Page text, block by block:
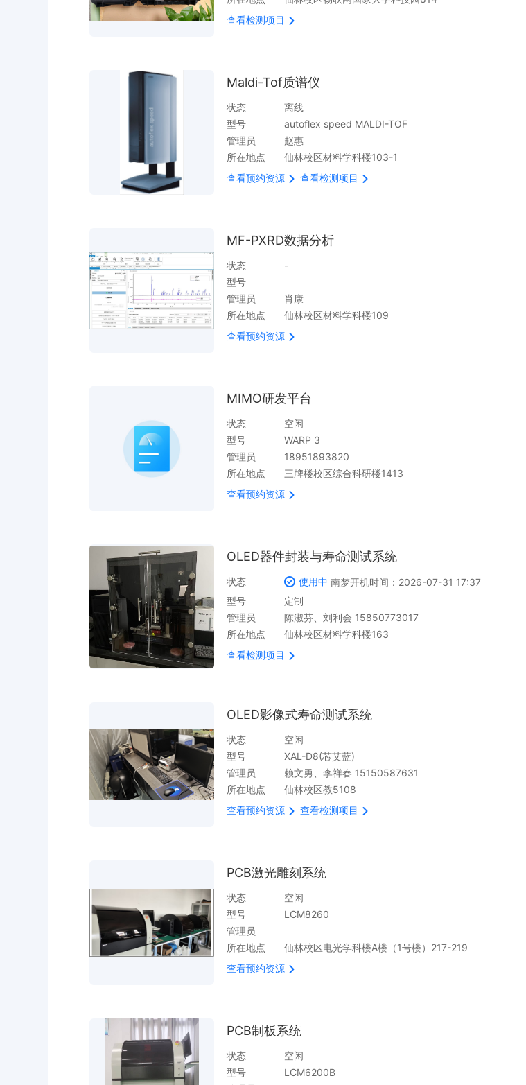
查看检测项目
Maldi-Tof质谱仪
状态
离线
型号
autoflex speed MALDI-TOF
管理员
赵惠
所在地点
仙林校区材料学科楼103-1
查看预约资源
查看检测项目
MF-PXRD数据分析
状态
-
型号
管理员
肖康
所在地点
仙林校区材料学科楼109
查看预约资源
MIMO研发平台
状态
空闲
型号
WARP 3
管理员
18951893820
所在地点
三牌楼校区综合科研楼1413
查看预约资源
OLED器件封装与寿命测试系统
状态 使用中 南梦开机时间： 2026-07-31 17:37
型号
定制
管理员
陈淑芬、刘利会 15850773017
所在地点
仙林校区材料学科楼163
查看检测项目
OLED影像式寿命测试系统
状态
空闲
型号
XAL-D8(芯艾蓝)
管理员
赖文勇、李祥春 15150587631
所在地点
仙林校区教5108
查看预约资源
查看检测项目
PCB激光雕刻系统
状态
空闲
型号
LCM8260
管理员
所在地点
仙林校区电光学科楼A楼（1号楼）217-219
查看预约资源
PCB制板系统
状态
空闲
型号
LCM6200B